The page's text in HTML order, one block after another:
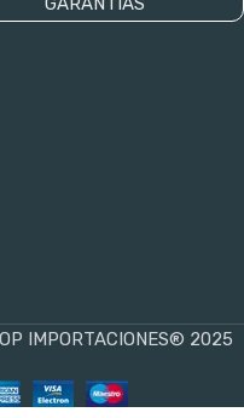
IMPORTACIONES® 2025